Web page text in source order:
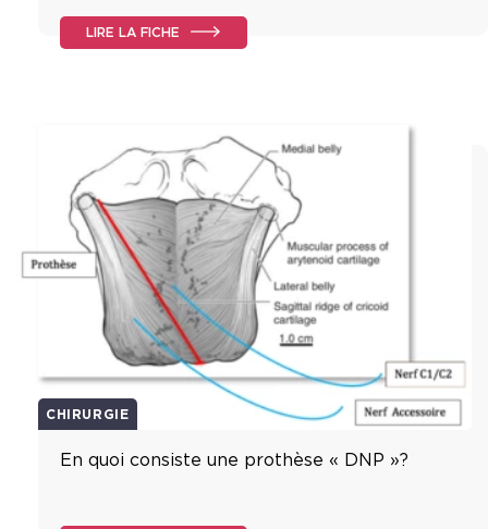
LIRE LA FICHE
CHIRURGIE
En quoi consiste une prothèse « DNP »?